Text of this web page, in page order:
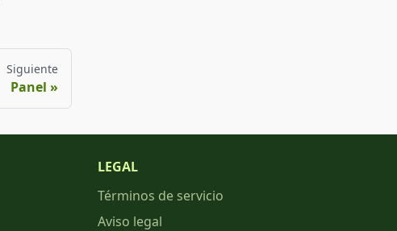
Siguiente
Panel
LEGAL
Términos de servicio
Aviso legal